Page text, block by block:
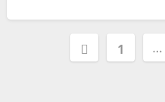
der
1 …